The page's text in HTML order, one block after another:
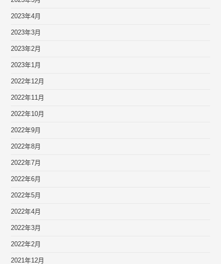
2023年4月
2023年3月
2023年2月
2023年1月
2022年12月
2022年11月
2022年10月
2022年9月
2022年8月
2022年7月
2022年6月
2022年5月
2022年4月
2022年3月
2022年2月
2021年12月